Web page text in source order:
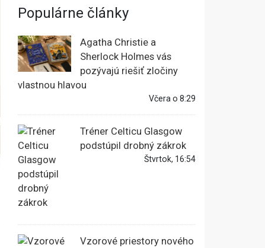
Populárne články
Agatha Christie a
Sherlock Holmes vás
pozývajú riešiť zločiny
vlastnou hlavou
Včera o 8:29
Tréner Celticu Glasgow
podstúpil drobný zákrok
Štvrtok, 16:54
Vzorové priestory nového